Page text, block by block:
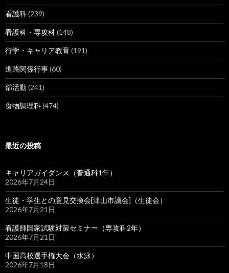
看護科(239)
看護科・専攻科(148)
行学・キャリア教育(191)
進路関係行事(60)
部活動 (241)
食物調理科(474)
最近の投稿
キャリアガイダンス（普通科1年）
2026年7月24日
生徒・学生との意見交換会[津山市議会]（生徒会）
2026年7月21日
看護師国家試験対策セミナー（専攻科2年）
2026年7月21日
中国高校選手権大会（水泳）
2026年7月18日